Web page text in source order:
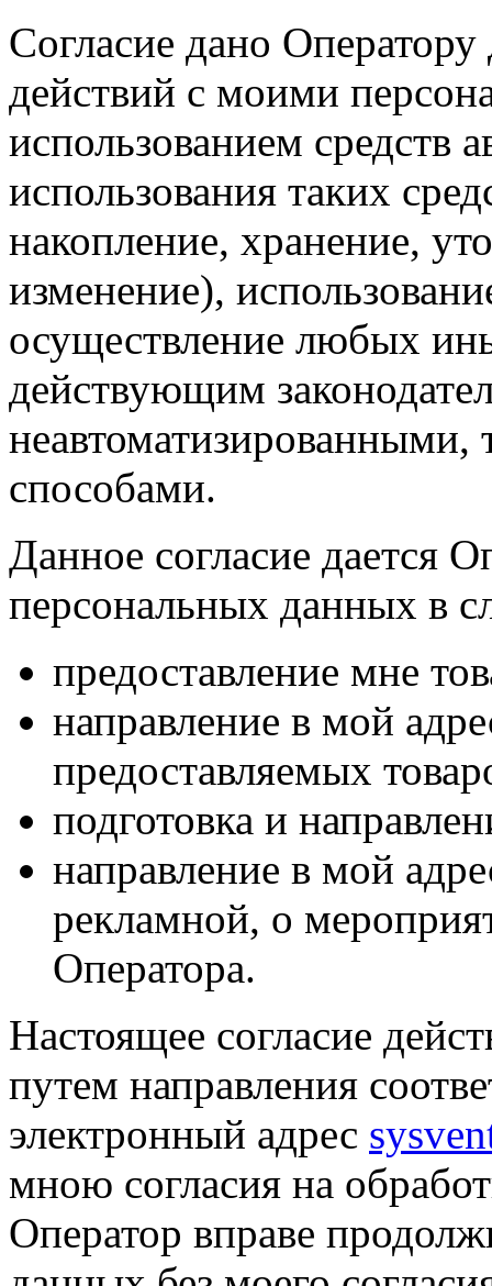
Согласие дано
действий с моими
использованием средств
использования таких
накопление, хранение,
изменение),
осуществление любых
действующим
неавтоматизированными,
способами.
Данное согласие дается
персональных данных в
предоставление мне
направление в мой
предоставляемых
подготовка и
направление в мой
рекламной, о
Оператора.
Настоящее согласие
путем направления
электронный адрес
мною согласия на
Оператор вправе